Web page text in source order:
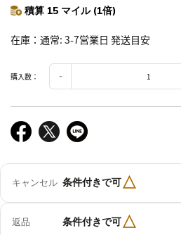
積算 15 マイル (1倍)
在庫 通常: 3-7営業日 発送目安
購入数：
キャンセル 条件付きで可△
返品 条件付きで可△